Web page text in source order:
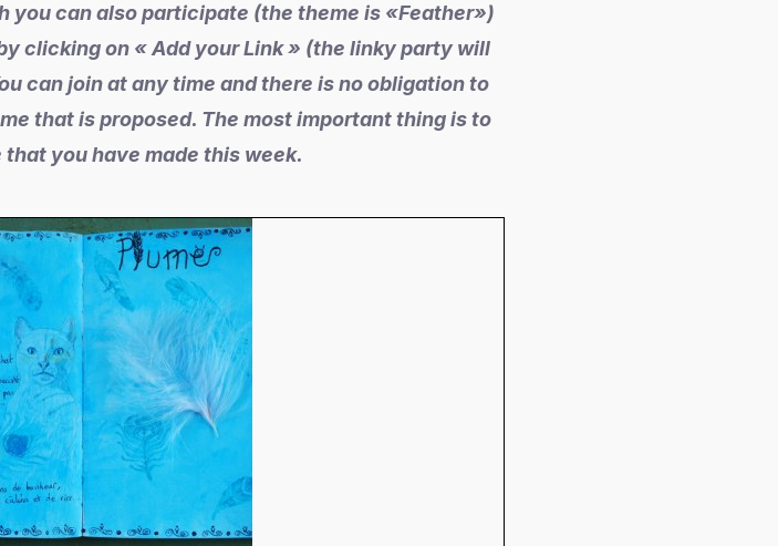
you can also participate (the theme is «Feather»)
clicking on « Add your Link » (the linky party will
can join at any time and there is no obligation to
that is proposed. The most important thing is to
you have made this week.